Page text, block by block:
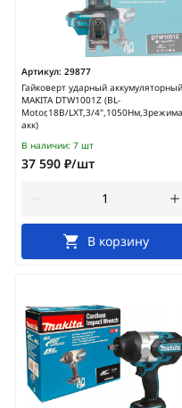
Артикул: 29877
Гайковерт ударный аккумуляторный
MAKITA DTW1001Z (BL-
Motor,18В/LXT,3/
акк)
В наличии: 7 шт
37 590 ₽/шт
В корзину